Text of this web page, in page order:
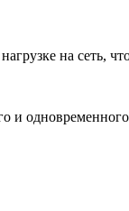
на сеть,